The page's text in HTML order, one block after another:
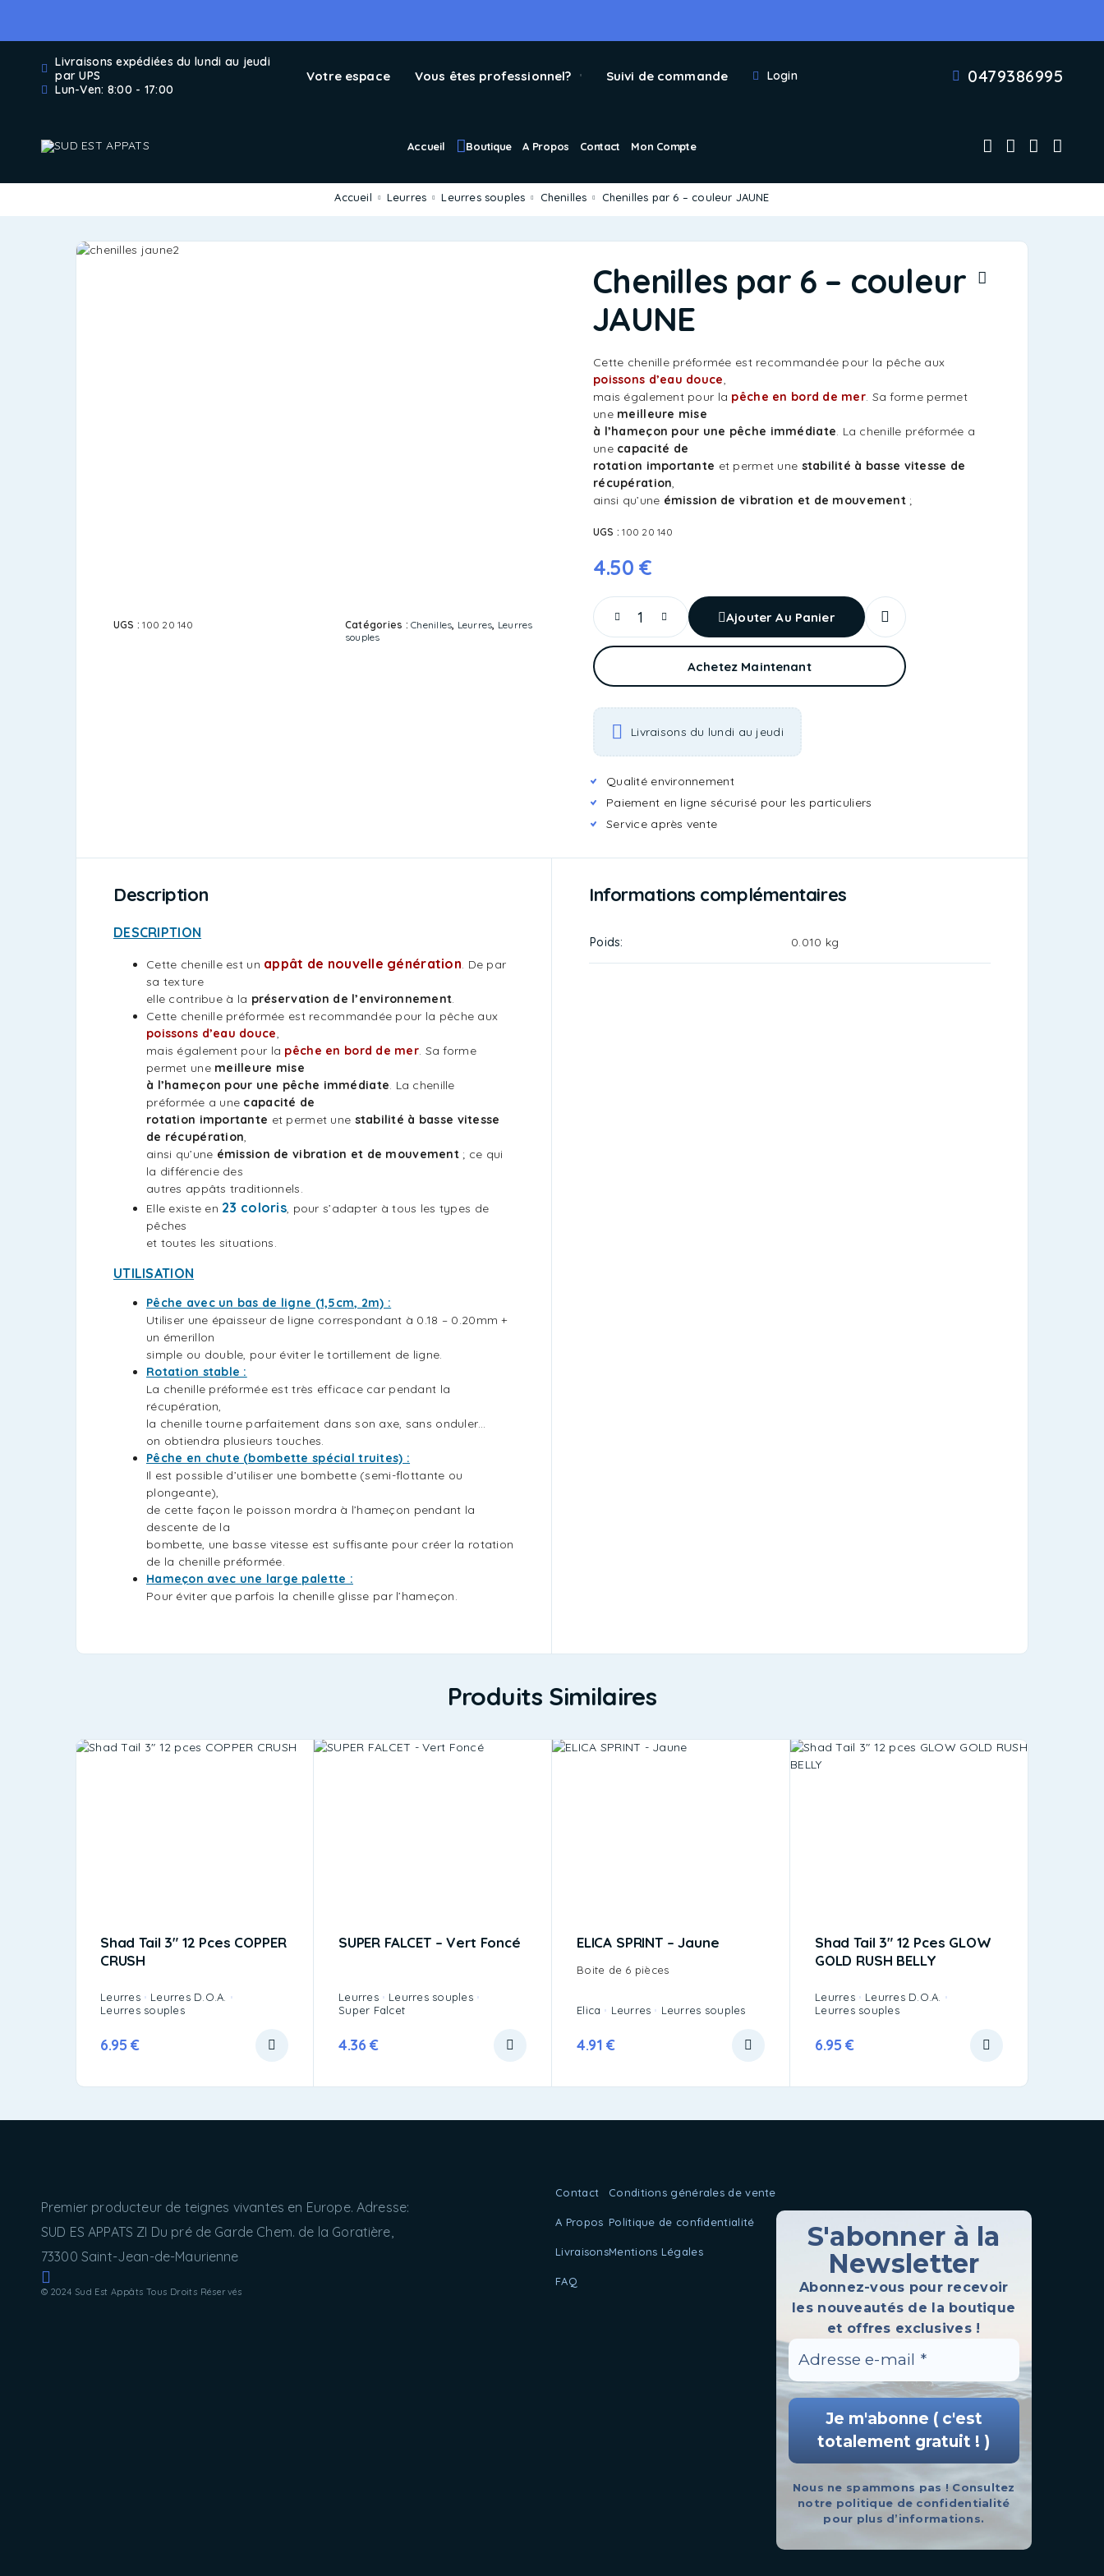
Livraisons expédiées du lundi au jeudi
par UPS
Lun-Ven: 8:00 - 17:00
Votre espace Vous êtes professionnel? Suivi de commande Login 0479386995
Accueil Boutique A Propos Contact Mon Compte
Accueil Leurres Leurres souples Chenilles Chenilles par 6 – couleur JAUNE
UGS :100 20 140 Catégories :Chenilles, Leurres, Leurres
souples
Chenilles par 6 – couleur
JAUNE
Cette chenille préformée est recommandée pour la pêche aux
poissons d’eau douce,
mais également pour la pêche en bord de mer. Sa forme permet
une meilleure mise
à l’hameçon pour une pêche immédiate. La chenille préformée a
une capacité de
rotation importante et permet une stabilité à basse vitesse de
récupération,
ainsi qu’une émission de vibration et de mouvement ;
UGS :100 20 140
4.50 €
Ajouter Au Panier
Achetez Maintenant
Livraisons du lundi au jeudi
Qualité environnement
Paiement en ligne sécurisé pour les particuliers
Service après vente
Description
DESCRIPTION
Cette chenille est un appât de nouvelle génération. De par
sa texture
elle contribue à la préservation de l’environnement.
Cette chenille préformée est recommandée pour la pêche aux
poissons d’eau douce,
mais également pour la pêche en bord de mer. Sa forme
permet une meilleure mise
à l’hameçon pour une pêche immédiate. La chenille
préformée a une capacité de
rotation importante et permet une stabilité à basse vitesse
de récupération,
ainsi qu’une émission de vibration et de mouvement ; ce qui
la différencie des
autres appâts traditionnels.
Elle existe en 23 coloris, pour s’adapter à tous les types de
pêches
et toutes les situations.
UTILISATION
Pêche avec un bas de ligne (1,5cm, 2m) :
Utiliser une épaisseur de ligne correspondant à 0.18 – 0.20mm +
un émerillon
simple ou double, pour éviter le tortillement de ligne.
Rotation stable :
La chenille préformée est très efficace car pendant la
récupération,
la chenille tourne parfaitement dans son axe, sans onduler…
on obtiendra plusieurs touches.
Pêche en chute (bombette spécial truites) :
Il est possible d’utiliser une bombette (semi-flottante ou
plongeante),
de cette façon le poisson mordra à l’hameçon pendant la
descente de la
bombette, une basse vitesse est suffisante pour créer la rotation
de la chenille préformée.
Hameçon avec une large palette :
Pour éviter que parfois la chenille glisse par l’hameçon.
Informations complémentaires
Poids 0.010 kg
Produits Similaires
Shad Tail 3″ 12 Pces COPPER
CRUSH
Leurres
Leurres D.O.A.
Leurres souples
6.95€
SUPER FALCET – Vert Foncé
Leurres
Leurres souples
Super Falcet
4.36€
ELICA SPRINT – Jaune
Boite de 6 pièces
Elica Leurres Leurres souples
4.91€
Shad Tail 3″ 12 Pces GLOW
GOLD RUSH BELLY
Leurres
Leurres D.O.A.
Leurres souples
6.95€
Premier producteur de teignes vivantes en Europe. Adresse:
SUD ES APPATS ZI Du pré de Garde Chem. de la Goratière,
73300 Saint-Jean-de-Maurienne
© 2024 Sud Est Appâts Tous Droits Réservés
Contact
A Propos
Livraisons
FAQ
Conditions générales de vente
Politique de confidentialité
Mentions Légales
S'abonner à la
Newsletter
Abonnez-vous pour recevoir
les nouveautés de la boutique
et offres exclusives !
Nous ne spammons pas ! Consultez
notre politique de confidentialité
pour plus d’informations.